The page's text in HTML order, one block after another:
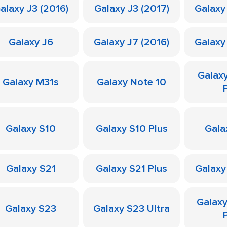
J3 (2016) Galaxy J3 (2017)
Galaxy J6 Galaxy J7 (2016)
Galaxy M31s Galaxy Note 10
Galaxy S10 Galaxy S10 Plus
Galaxy S21 Galaxy S21 Plus
Galaxy S23 Galaxy S23 Ultra